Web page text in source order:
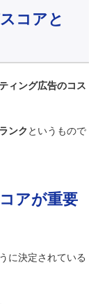
コアと
ィング広告のコス
ンク というもので
アが重要
に決定されている